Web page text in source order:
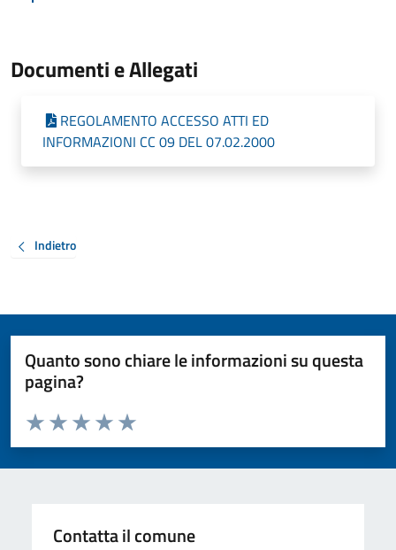
Documenti e Allegati
REGOLAMENTO ACCESSO ATTI ED
INFORMAZIONI CC 09 DEL 07.02.2000
Indietro
Quanto sono chiare le informazioni su questa
pagina?
Valuta da 1 a 5 stelle la pagina
Valuta 5 stelle su 5
Valuta 4 stelle su 5
Valuta 3 stelle su 5
Valuta 2 stelle su 5
Valuta 1 stelle su 5
Contatta il comune